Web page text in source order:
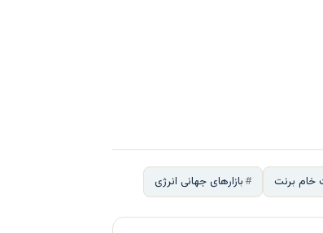
خام برنت بازارهای جهانی انرژی